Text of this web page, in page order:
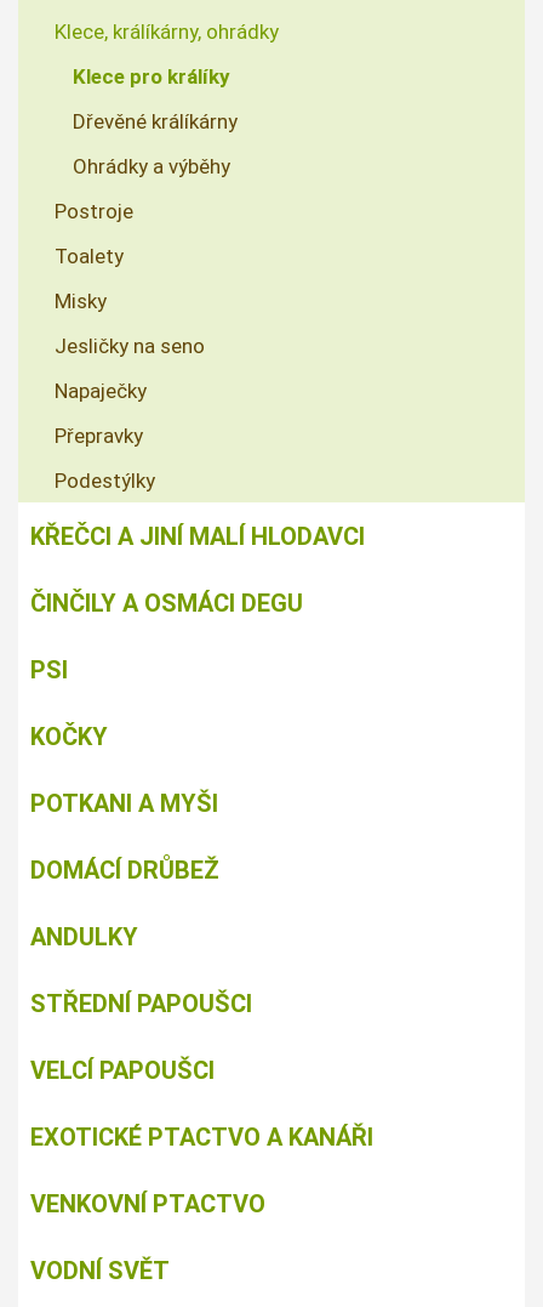
Klece, králíkárny, ohrádky
Klece pro králíky
Dřevěné králíkárny
Ohrádky a výběhy
Postroje
Toalety
Misky
Jesličky na seno
Napaječky
Přepravky
Podestýlky
KŘEČCI A JINÍ MALÍ HLODAVCI
ČINČILY A OSMÁCI DEGU
PSI
KOČKY
POTKANI A MYŠI
DOMÁCÍ DRŮBEŽ
ANDULKY
STŘEDNÍ PAPOUŠCI
VELCÍ PAPOUŠCI
EXOTICKÉ PTACTVO A KANÁŘI
VENKOVNÍ PTACTVO
VODNÍ SVĚT